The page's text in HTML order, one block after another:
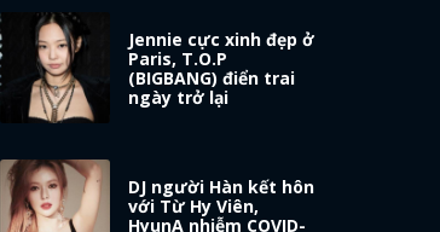
Jennie cực xinh đẹp ở
Paris, T.O.P
(BIGBANG) điển trai
ngày trở lại
DJ người Hàn kết hôn
với Từ Hy Viên,
HyunA nhiễm COVID-